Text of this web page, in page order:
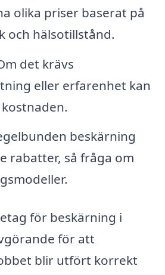
olika priser baserat på
och hälsotillstånd.
det krävs
eller erfarenhet kan
beskärning
rabatter, så fråga om
för beskärning i
för att
blir utfört korrekt